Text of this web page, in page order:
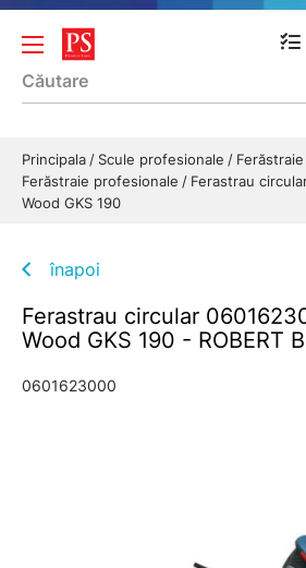
Principala Scule profesionale
Ferăstraie profesionale
Ferastrau
Wood GKS 190
înapoi
Ferastrau circular
Wood GKS 190 - ROBERT
0601623000